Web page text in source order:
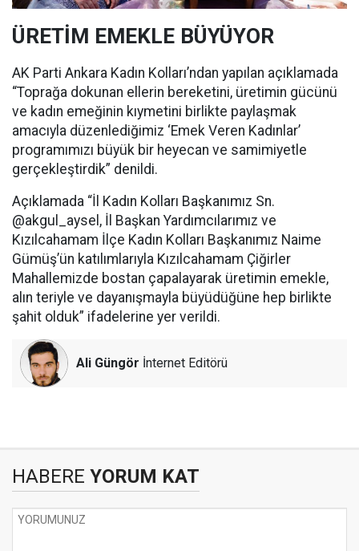
ÜRETİM EMEKLE BÜYÜYOR
AK Parti Ankara Kadın Kolları’ndan yapılan açıklamada
“Toprağa dokunan ellerin bereketini, üretimin gücünü
ve kadın emeğinin kıymetini birlikte paylaşmak
amacıyla düzenlediğimiz ‘Emek Veren Kadınlar’
programımızı büyük bir heyecan ve samimiyetle
gerçekleştirdik” denildi.
Açıklamada “İl Kadın Kolları Başkanımız Sn.
@akgul_aysel, İl Başkan Yardımcılarımız ve
Kızılcahamam İlçe Kadın Kolları Başkanımız Naime
Gümüş’ün katılımlarıyla Kızılcahamam Çiğirler
Mahallemizde bostan çapalayarak üretimin emekle,
alın teriyle ve dayanışmayla büyüdüğüne hep birlikte
şahit olduk” ifadelerine yer verildi.
Ali Güngör İnternet Editörü
HABERE YORUM KAT